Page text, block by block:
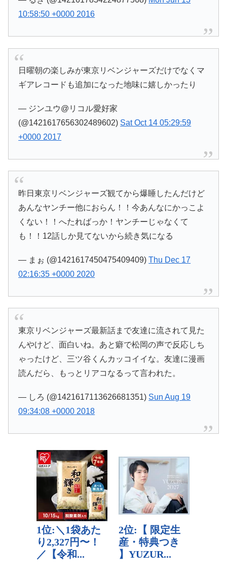
10:58:50 +0000 2016
日曜朝の楽しみが東京リベンジャーズだけでなくマ
ギアレコードも追加になった地味に嬉しかったり
— ジンユウ@リコル愛好家
(@1421617656302489602) Sat Oct 14 05:29:59
+0000 2017
昨日東京リベンジャーズ観てから爆睡したんだけど
あんなヤンチー他におらん！！今あんなにかっこよ
くない！！へたればっか！ヤンチーじゃなくて
も！！12話しか見てないから続き気になる
— まぉ (@1421617450475409409)Thu Dec 17
02:16:35 +0000 2020
東京リベンジャーズ最新話まで友達に流されて見た
んやけど、面白いね。あと癖で松岡の声で反応しち
ゃったけど、三ツ谷くんカッコイイな。友達に漫画
読んだら、もっとリアコなるって言われた。
— しろ (@1421617113626681351) Sun Aug 19
09:34:08 +0000 2018